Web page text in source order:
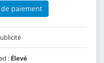
paiement
: Élevé